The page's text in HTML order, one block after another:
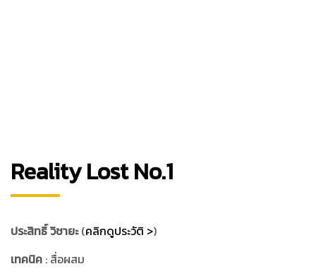
Reality Lost No.1
ประสิทธิ์ วิชายะ(คลิกดูประวัติ >)
เทคนิค : สื่อผสม